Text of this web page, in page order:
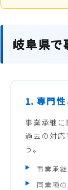
岐阜県で
1. 専門
事業承継
過去の対
う。
事業承
同業種